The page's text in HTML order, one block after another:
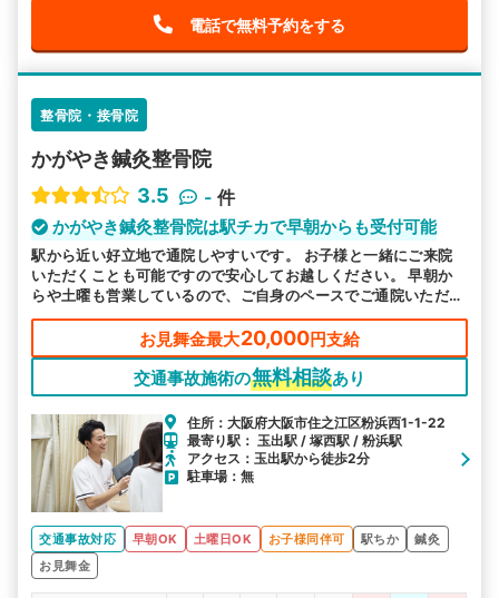
電話で無料予約をする
整骨院・接骨院
かがやき鍼灸整骨院
3.5
- 件
かがやき鍼灸整骨院は駅チカで早朝からも受付可能
駅から近い好立地で通院しやすいです。 お子様と一緒にご来院
いただくことも可能ですので安心してお越しください。 早朝か
らや土曜も営業しているので、ご自身のペースでご通院いただけ
る環境を整えております。
お見舞金最大20,000円支給
交通事故施術の無料相談あり
住所：大阪府大阪市住之江区粉浜西1-1-22
最寄り駅： 玉出駅 / 塚西駅 / 粉浜駅
アクセス：玉出駅から徒歩2分
駐車場：無
交通事故対応 早朝OK 土曜日OK お子様同伴可 駅ちか
鍼灸
お見舞金